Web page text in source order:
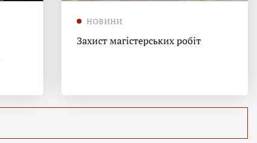
НОВИНИ
Захист магістерських робіт